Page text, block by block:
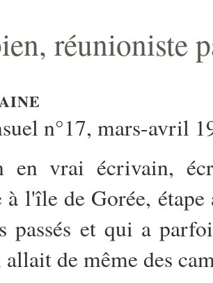
réunioniste
n°17, mars-avril
en vrai écrivain,
l'île de Gorée,
passés et qui a
de même des